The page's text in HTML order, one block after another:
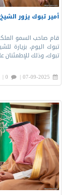
أمير تبوك يزور
قام صاحب السمو
تبوك اليوم، بزيارة
تبوك، وذلك للإطمئنان
07-09-2025 |
0 |